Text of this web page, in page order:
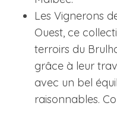
Les Vignerons
Ouest, ce
terroirs du
grâce à leur
avec un bel
raisonnables.